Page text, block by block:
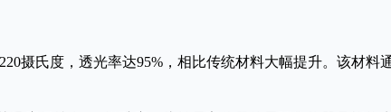
摄氏度，透光率达95%，相比传统材料大幅提升。该材料